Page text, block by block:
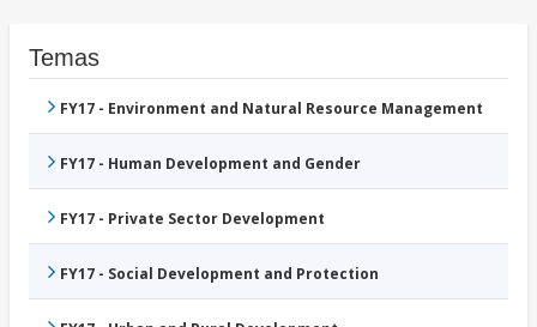
Temas
FY17 - Environment and Natural Resource Management
FY17 - Human Development and Gender
FY17 - Private Sector Development
FY17 - Social Development and Protection